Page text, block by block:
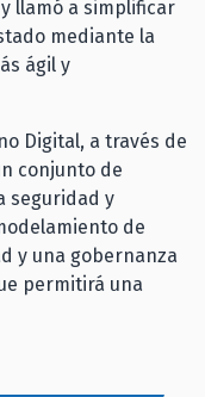
llamó a simplificar
mediante la
ágil y
Digital, a través de
conjunto de
seguridad y
de
y una gobernanza
permitirá una